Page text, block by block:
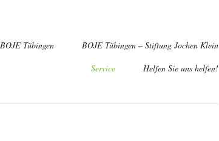
BOJE Tübingen
BOJE Tübingen – Stiftung Jochen Klein
Service
Helfen Sie uns helfen!